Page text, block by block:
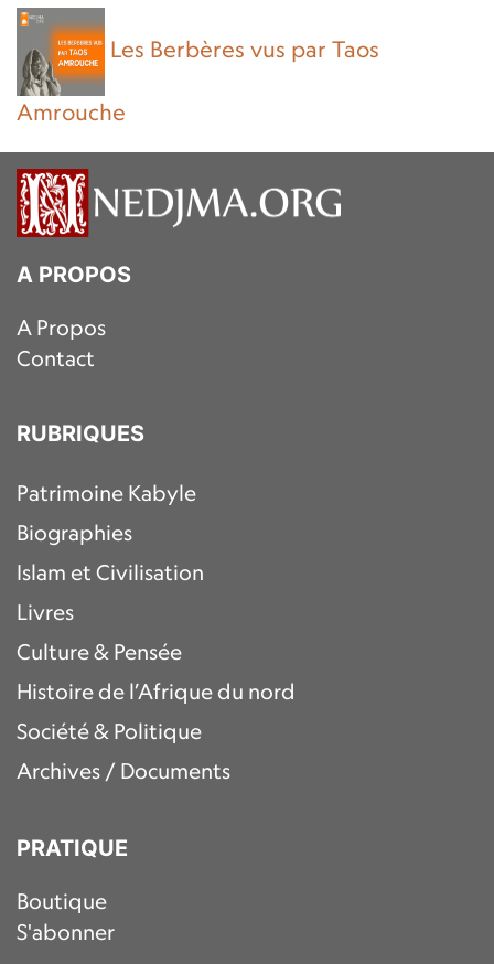
Les Berbères vus par Taos
Amrouche
A PROPOS
A Propos
Contact
RUBRIQUES
Patrimoine Kabyle
Biographies
Islam et Civilisation
Livres
Culture & Pensée
Histoire de l’Afrique du nord
Société & Politique
Archives / Documents
PRATIQUE
Boutique
S'abonner